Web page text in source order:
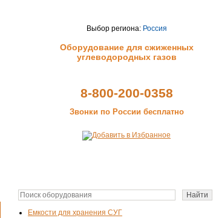
Выбор региона: Россия
Оборудование для сжиженных
углеводородных газов
8-800-200-0358
Звонки по России бесплатно
Емкости для хранения СУГ